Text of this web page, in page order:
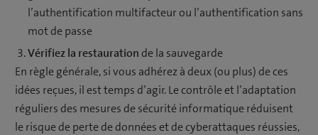
l’authentification multifacteur ou l’authentification sans
mot de passe
Vérifiez la restaurationde la sauvegarde
En règle générale, si vous adhérez à deux (ou plus) de ces
idées reçues, il est temps d’agir. Le contrôle et l’adaptation
réguliers des mesures de sécurité informatique réduisent
le risque de perte de données et de cyberattaques réussies,